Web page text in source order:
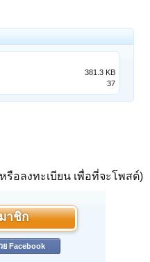
381.3 KB
37
รือลงทะเบียน เพื่อที่จะโพสต์)
าชิก
ย Facebook